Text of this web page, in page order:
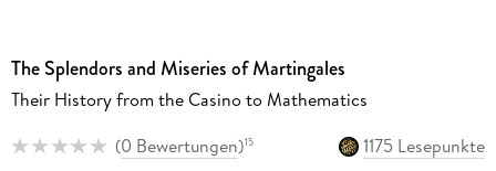
The Splendors and Miseries of Martingales
Their History from the Casino to Mathematics
(0 Bewertungen)15
1175 Lesepunkte